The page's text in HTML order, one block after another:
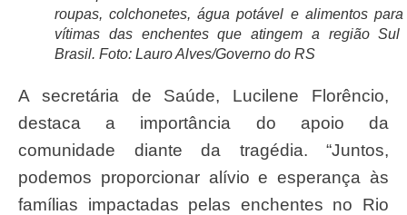
roupas, colchonetes, água potável e alimentos
vítimas das enchentes que atingem a região Sul
Brasil. Foto: Lauro Alves/Governo do RS
A secretária de Saúde, Lucilene Florêncio,
destaca a importância do apoio da
comunidade diante da tragédia. “Juntos,
podemos proporcionar alívio e esperança às
famílias impactadas pelas enchentes no Rio